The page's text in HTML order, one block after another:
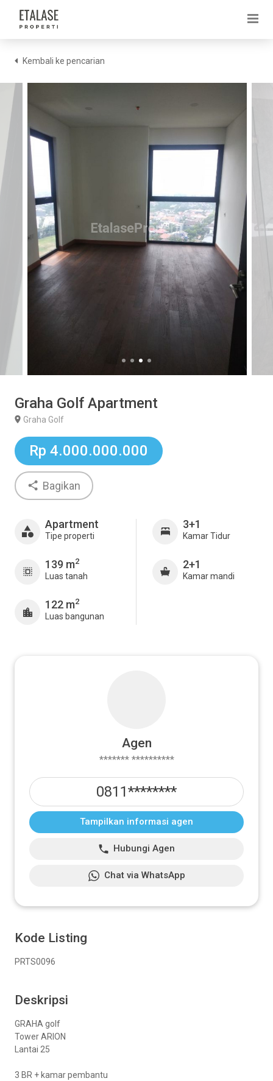
Kembali ke pencarian
Graha Golf Apartment
Graha Golf
Rp 4.000.000.000
Bagikan
Apartment
Tipe properti
139 m2
Luas tanah
122 m2
Luas bangunan
3+1
Kamar Tidur
2+1
Kamar mandi
Kode Listing
PRTS0096
Deskripsi
GRAHA golf
Tower ARION
Lantai 25
3 BR + kamar pembantu
Agen
******* **********
0811********
Tampilkan informasi agen
Hubungi Agen
Chat via WhatsApp